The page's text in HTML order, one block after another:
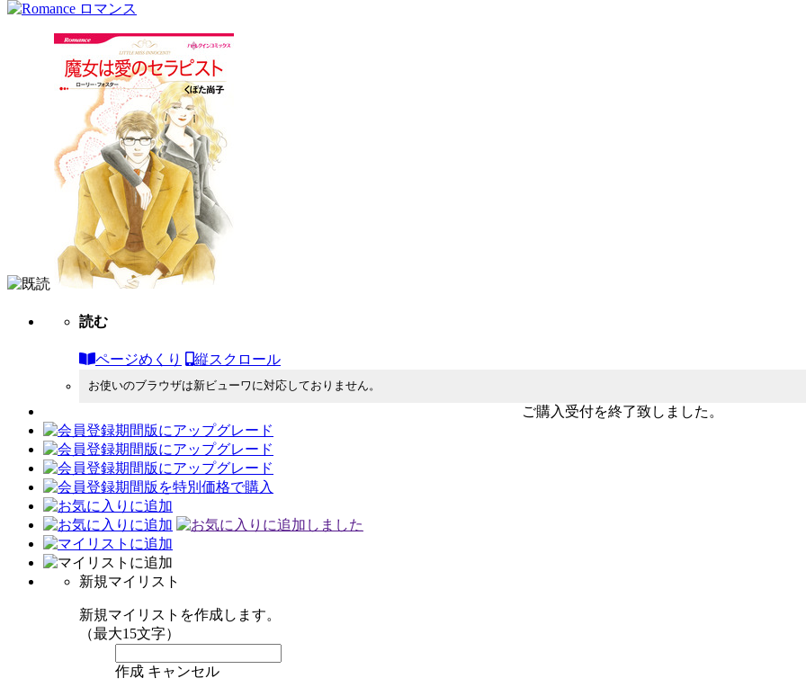
読む
ページめくり 縦スクロール
お使いのブラウザは新ビューワに対応しておりません。
ご購入受付を終了致しました。
新規マイリスト
新規マイリストを作成します。
（最大15文字）
作成 キャンセル